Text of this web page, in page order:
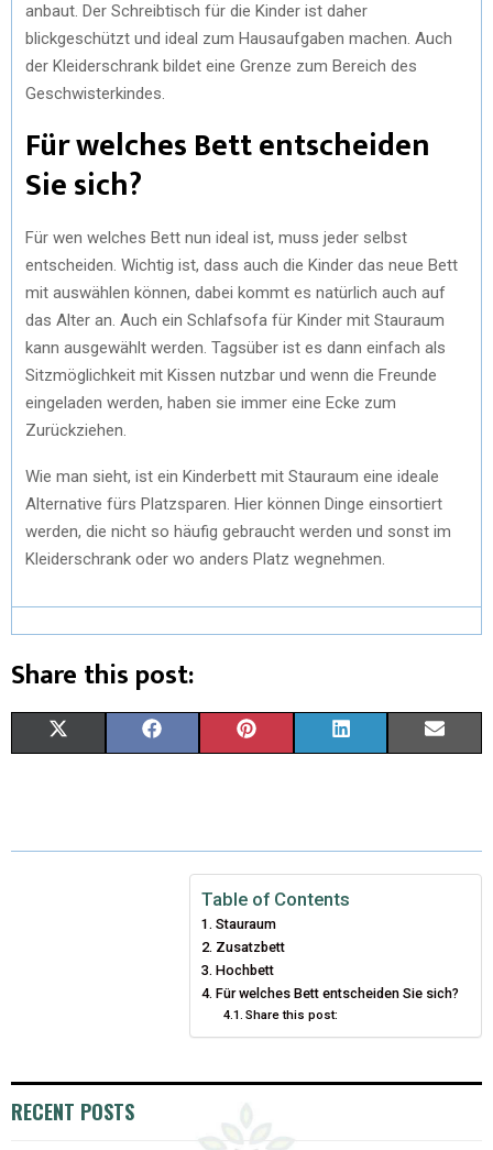
anbaut. Der Schreibtisch für die Kinder ist daher
blickgeschützt und ideal zum Hausaufgaben machen. Auch
der Kleiderschrank bildet eine Grenze zum Bereich des
Geschwisterkindes.
Für welches Bett entscheiden
Sie sich?
Für wen welches Bett nun ideal ist, muss jeder selbst
entscheiden. Wichtig ist, dass auch die Kinder das neue Bett
mit auswählen können, dabei kommt es natürlich auch auf
das Alter an. Auch ein Schlafsofa für Kinder mit Stauraum
kann ausgewählt werden. Tagsüber ist es dann einfach als
Sitzmöglichkeit mit Kissen nutzbar und wenn die Freunde
eingeladen werden, haben sie immer eine Ecke zum
Zurückziehen.
Wie man sieht, ist ein Kinderbett mit Stauraum eine ideale
Alternative fürs Platzsparen. Hier können Dinge einsortiert
werden, die nicht so häufig gebraucht werden und sonst im
Kleiderschrank oder wo anders Platz wegnehmen.
Share this post:
W
)
E T
E
R
E
S
K I
Table of Contents
Stauraum
Zusatzbett
Hochbett
Für welches Bett entscheiden Sie sich?
Share this post:
RECENT POSTS